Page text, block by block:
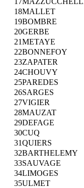
18MALLET
19BOMBRE
20GERBE
21METAYE
22BONNEFOY
23ZAPATER
24CHOUVY
25PAREDES
26SARGES
27VIGIER
28MAUZAT
29DEFAGE
30CUQ
31QUIERS
32BARTHELEMY
33SAUVAGE
34LIMOGES
35ULMET